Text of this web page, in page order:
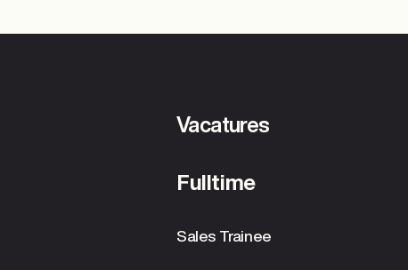
Vacatures
Fulltime
Sales Trainee